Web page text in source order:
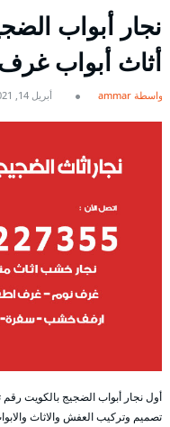
أثاث أبواب غرف
بواسطة ammar أبريل 14, 2021
أول نجار أبواب الضجيج بالكويت رقم
تصميم وتركيب العفش والاثاث